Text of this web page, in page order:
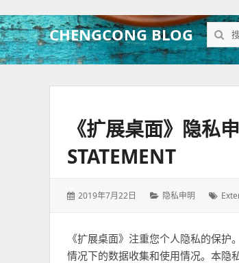
CHENGCONG BLOG
搜
索：
《扩展桌面》隐私
STATEMENT
发
2019年7月22日
分
隐私申明
标
《扩展桌面》注重您个人隐私的保
情况下的数据收集和使用情况。本隐